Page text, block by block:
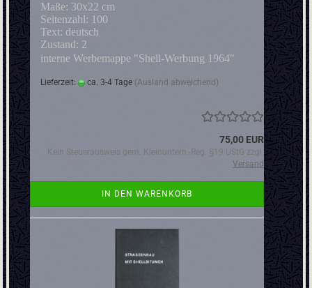
Maße: 30x22 cm
Seitenzahl: 100
Text: deutsch
Zustand: 2
interne Werbemappe "Shell-Werbung 1964"
Lieferzeit: ca. 3-4 Tage (Ausland abweichend)
75,00 EUR
Kein Steuerausweis gem. Kleinuntern.-Reg. §19 UStG zzgl.
Versand
IN DEN WARENKORB